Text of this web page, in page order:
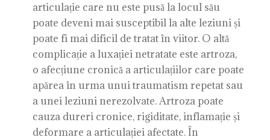
articulație care nu este pusă la locul său
poate deveni mai susceptibil la alte leziuni și
poate fi mai dificil de tratat în viitor. O altă
complicație a luxației netratate este artroza,
o afecțiune cronică a articulațiilor care poate
apărea în urma unui traumatism repetat sau
a unei leziuni nerezolvate. Artroza poate
cauza dureri cronice, rigiditate, inflamație și
deformare a articulației afectate. În